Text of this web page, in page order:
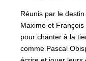
Réunis par le destin
Maxime et
pour chanter à la
comme Pascal